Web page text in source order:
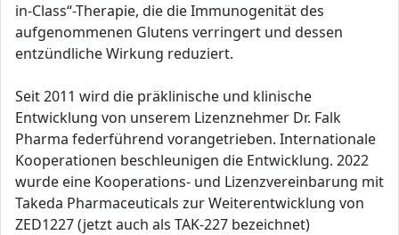
in-Class“-Therapie, die die Immunogenität des
aufgenommenen Glutens verringert und dessen
entzündliche Wirkung reduziert.
Seit 2011 wird die präklinische und klinische
Entwicklung von unserem Lizenznehmer Dr. Falk
Pharma federführend vorangetrieben. Internationale
Kooperationen beschleunigen die Entwicklung. 2022
wurde eine Kooperations- und Lizenzvereinbarung mit
Takeda Pharmaceuticals zur Weiterentwicklung von
ZED1227 (jetzt auch als TAK-227 bezeichnet)